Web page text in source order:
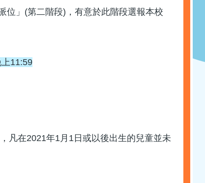
位」(第二階段)，有意於此階段選報本校
11:59
凡在2021年1月1日或以後出生的兒童並未